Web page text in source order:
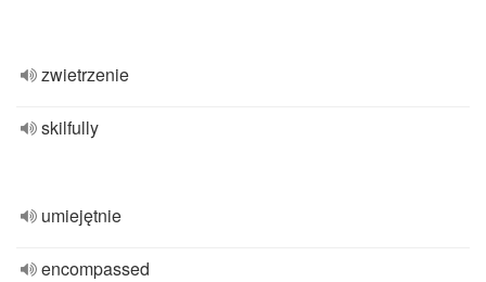
zwietrzenie
skilfully
umiejętnie
encompassed